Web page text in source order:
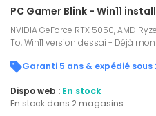
PC Gamer Blink - Win11
NVIDIA GeForce RTX 5050, AMD
To, Win11 version d'essai - Déjà
Garanti 5 ans & expédié sous
Dispo web : En stock
En stock dans 2 magasins